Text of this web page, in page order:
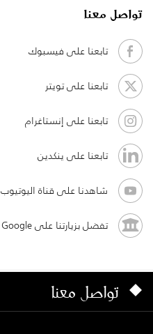
تواصل معنا
تابعنا على فيسبوك
تابعنا على تويتر
تابعنا على إنستاغرام
تابعنا على ينكدين
شاهدنا على قناة اليوتيوب
تفضل بزيارتنا على Google للفنون والثقافة
تواصل معنا